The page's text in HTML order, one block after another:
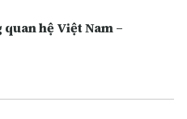
hệ Việt Nam –